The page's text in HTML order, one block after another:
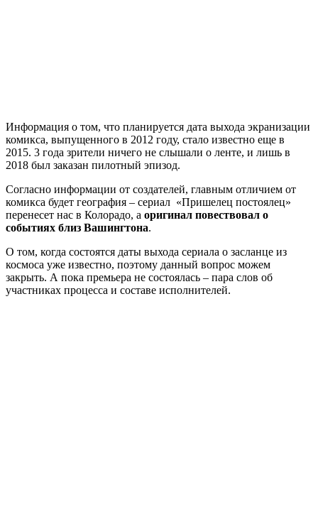
Информация о том, что планируется дата выхода экранизации
комикса, выпущенного в 2012 году, стало известно еще в
2015. 3 года зрители ничего не слышали о ленте, и лишь в
2018 был заказан пилотный эпизод.
Согласно информации от создателей, главным отличием от
комикса будет география – сериал «Пришелец постоялец»
перенесет нас в Колорадо, а оригинал повествовал о
событиях близ Вашингтона.
О том, когда состоятся даты выхода сериала о засланце из
космоса уже известно, поэтому данный вопрос можем
закрыть. А пока премьера не состоялась – пара слов об
участниках процесса и составе исполнителей.